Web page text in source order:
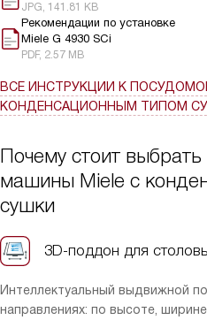
JPG, 141.81 KB
Рекомендации по установке
Miele G 4930 SCi
PDF, 2.57 MB
ВСЕ ИНСТРУКЦИИ К
КОНДЕНСАЦИОННЫМ ТИПОМ
Почему стоит
машины Miele с
сушки
3D-поддон для
Интеллектуальный выдвижной
направлениях: по высоте,